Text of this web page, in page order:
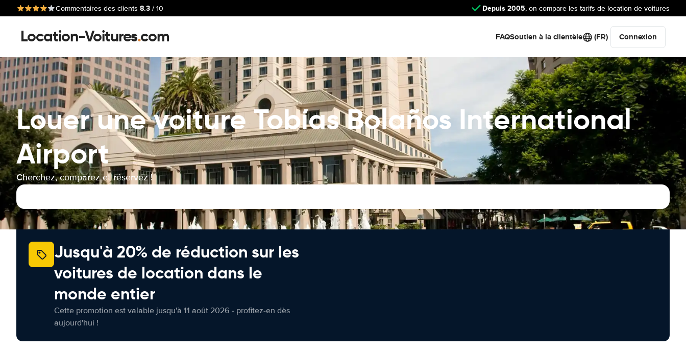
Commentaires des clients 8.3 / 10 Depuis 2005, on compare les tarifs de location de voitures
Location-Voitures.com FAQSoutien à la clientèle (FR) Connexion
Louer une voiture Tobías Bolaños International
Airport
Cherchez, comparez et réservez !
Jusqu'à 20% de réduction sur les
voitures de location dans le
monde entier
Cette promotion est valable jusqu'à 11 août 2026 - profitez-en dès
aujourd'hui !